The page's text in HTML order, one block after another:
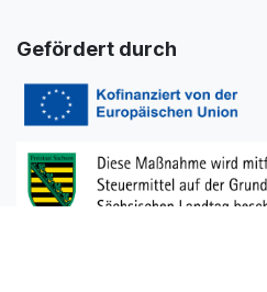
Gefördert durch